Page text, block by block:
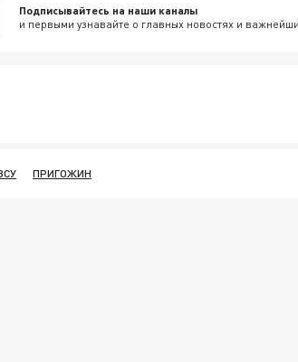
Подписывайтесь на наши каналы
и первыми узнавайте о главных новостях и
ПРИГОЖИН